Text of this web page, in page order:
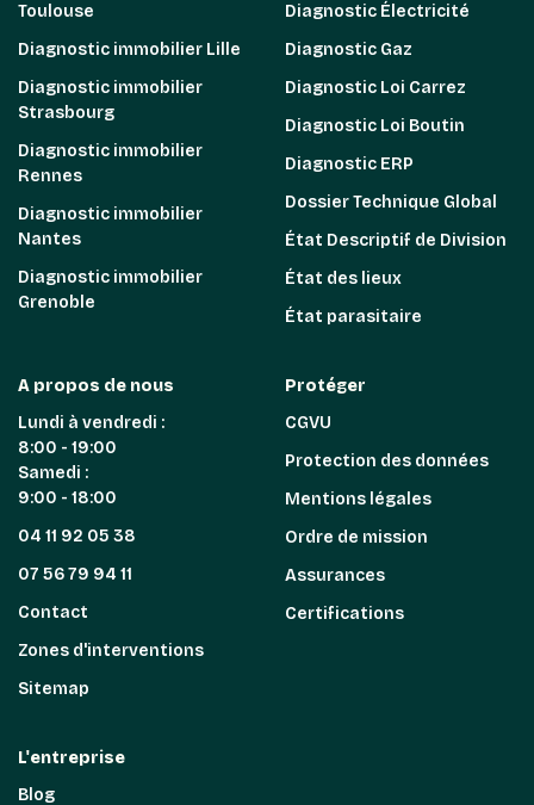
Toulouse
Diagnostic immobilier Lille
Diagnostic immobilier
Strasbourg
Diagnostic immobilier
Rennes
Diagnostic immobilier
Nantes
Diagnostic immobilier
Grenoble
Diagnostic Électricité
Diagnostic Gaz
Diagnostic Loi Carrez
Diagnostic Loi Boutin
Diagnostic ERP
Dossier Technique Global
État Descriptif de Division
État des lieux
État parasitaire
A propos de nous
Lundi à vendredi :
8:00 - 19:00
Samedi :
9:00 - 18:00
04 11 92 05 38
07 56 79 94 11
Contact
Zones d'interventions
Sitemap
Protéger
CGVU
Protection des données
Mentions légales
Ordre de mission
Assurances
Certifications
L'entreprise
Blog